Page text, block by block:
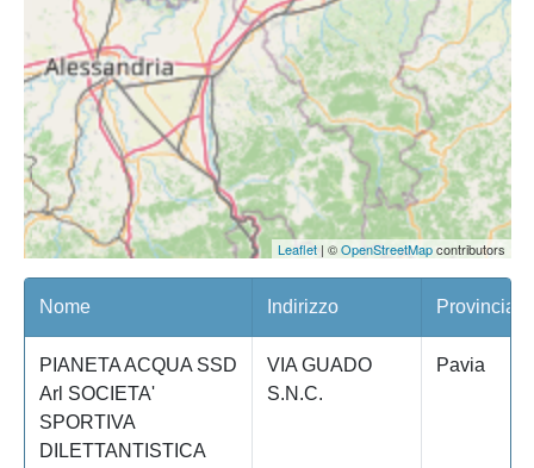
Leaflet| ©OpenStreetMapcontributors
Nome Indirizzo Provincia
PIANETA ACQUA SSD
Arl SOCIETA'
SPORTIVA
DILETTANTISTICA
VIA GUADO
S.N.C.
Pavia